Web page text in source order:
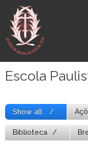
para
conteúdo
Escola
Show all
Biblioteca